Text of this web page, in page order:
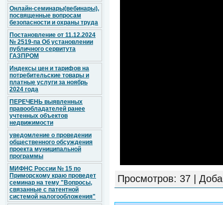
Онлайн-семинары(вебинары),
посвященные вопросам
безопасности и охраны труда
Постановление от 11.12.2024
№ 2519-па Об установлении
публичного сервитута
ГАЗПРОМ
Индексы цен и тарифов на
потребительские товары и
платные услуги за ноябрь
2024 года
ПЕРЕЧЕНЬ выявленных
правообладателей ранее
учтенных объектов
недвижимости
уведомление о проведении
общественного обсуждения
проекта муниципальной
программы
МИФНС России № 15 по
Приморскому краю проведет
семинар на тему "Вопросы,
связанные с патентной
системой налогообложения"
Просмотров: 37 |